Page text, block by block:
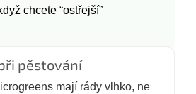
chcete “ostřejší”
pěstování
mají rády vlhko, ne